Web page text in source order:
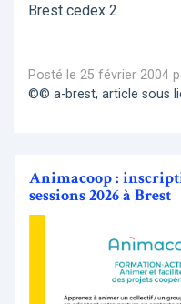
Brest cedex 2
Posté le 25 février 2004
©© a-brest, article sous
Animacoop :
sessions 2026 à Brest